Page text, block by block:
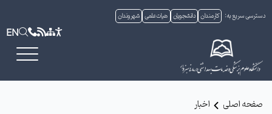
دسترسی سریع به: کارمندان دانشجویان هیات علمی شهروندان
EN
صفحه اصلی
اخبار